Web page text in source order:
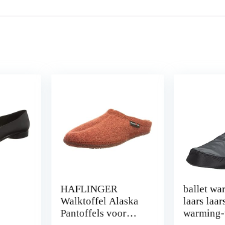
HAFLINGER
Walktoffel Alaska
Pantoffels voor
ballet
laars